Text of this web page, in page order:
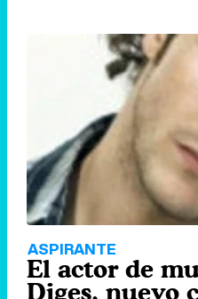
ASPIRANTE
El actor de
Diges, nuevo